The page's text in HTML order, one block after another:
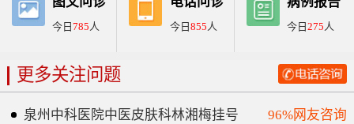
今日785人 今日 855人 今日275人
更多关注问题
泉州中科医院中医皮肤科林湘梅挂号
96%网友咨询